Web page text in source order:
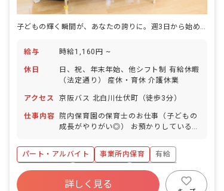
子どもの輝く瞬間が、あなたの誇りに。週3日から始める病院保育の魅力
給与 時給1,160円 ~
休日
日、祝、年末年始、他シフト制 有給休暇
（法定通り） 産休・育休 介護休業
アクセス 京阪バス 北白川仕伏町（徒歩3分）
仕事内容
院内保育園の保育士のお仕事（子どもの
成長がやりがい◎） お預かりしている子
食事・睡眠・排泄・清潔・衣類の着脱等
・集団生活を通じた社会性の装着 ・行事
の計画・実行、お知らせの作成
パート・アルバイト 事業所内保育
有給
福利厚生充実
産休育休制度
未経験歓迎
WEB面接OK
詳しく見る